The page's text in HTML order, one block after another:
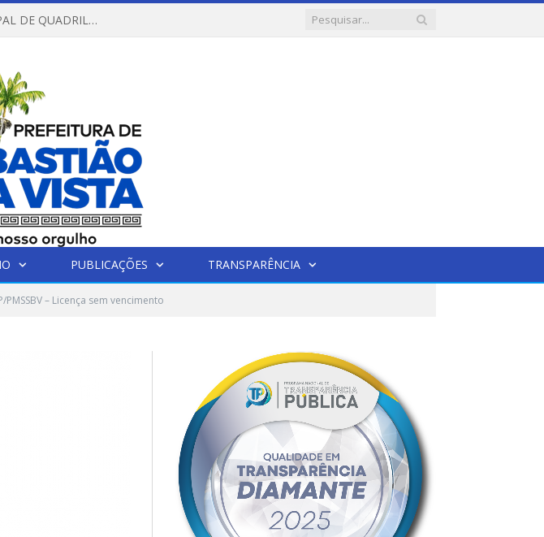
REGULAMENTO DO X CONCURSO INTERMUNICIPAL DE QUADRILHAS JUNINAS – 2026 – ARRAIÁ DA VENEZA
PUBLICAÇÕES TRANSPARÊNCIA
PMSSBV – Licença sem vencimento